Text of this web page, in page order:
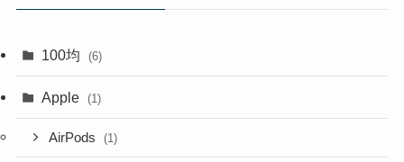
100均 (6)
Apple (1)
AirPods (1)